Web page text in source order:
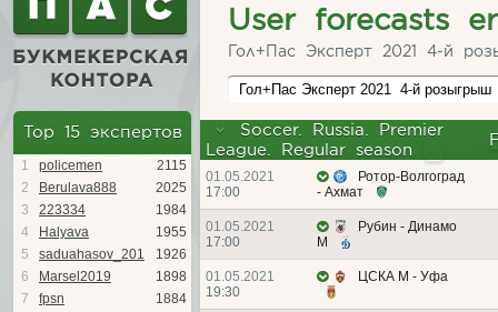
Top 15 экспертов
1 policemen
2115
2
Berulava888
2025
3
223334
1984
4
Halyava
1955
5
saduahasov_201
1926
6
Marsel2019
1898
7
fpsn
1884
User forecasts
Гол+Пас Эксперт 2021 4-й
Гол+Пас Эксперт 2021  4-й розыгрыш
Soccer. Russia. Premier
League. Regular season
01.05.2021
17:00
Ротор-Волгоград
- Ахмат
01.05.2021
17:00
Рубин - Динамо
М
01.05.2021
19:30
ЦСКА М - Уфа